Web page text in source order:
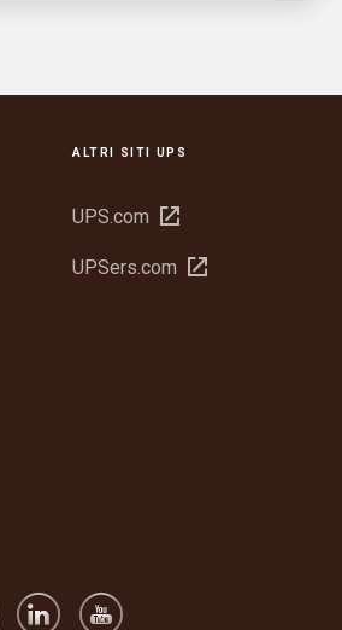
ALTRI SITI UPS
UPS.com Apri
una
UPSers.com Apri